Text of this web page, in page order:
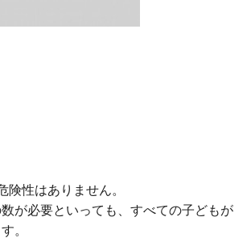
険性はありません。
が必要といっても、すべての子どもが
。